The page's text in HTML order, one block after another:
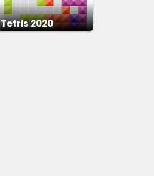
Tetris 2020